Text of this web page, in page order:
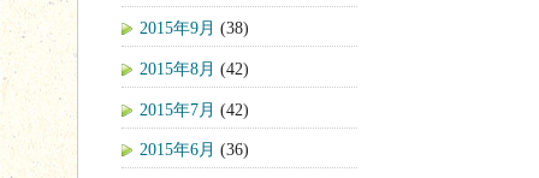
2015年9月 (38)
2015年8月 (42)
2015年7月 (42)
2015年6月 (36)